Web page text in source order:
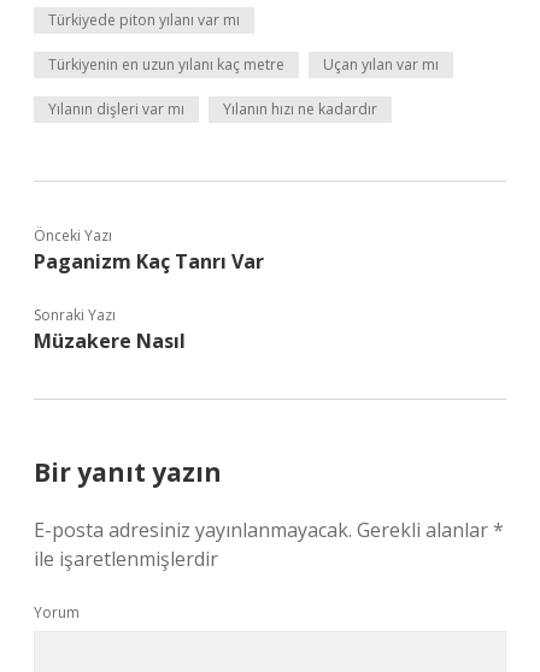
Türkiyede piton yılanı var mı
Türkiyenin en uzun yılanı kaç metre Uçan yılan var mı
Yılanın dişleri var mı Yılanın hızı ne kadardır
Önceki Yazı
Paganizm Kaç Tanrı Var
Sonraki Yazı
Müzakere Nasıl
Bir yanıt yazın
E-posta adresiniz yayınlanmayacak. Gerekli alanlar*
ile işaretlenmişlerdir
Yorum